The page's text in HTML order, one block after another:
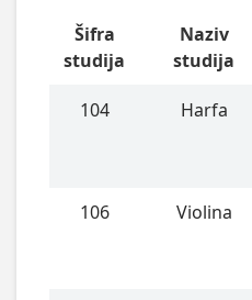
Šifra
studija
Naziv
studija
104 Harfa
106 Violina